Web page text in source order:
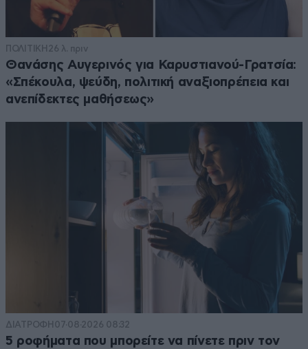
ΠΟΛΙΤΙΚΗ 26 λ. πριν
Θανάσης Αυγερινός για Καρυστιανού-Γρατσία:
«Σπέκουλα, ψεύδη, πολιτική αναξιοπρέπεια και
ανεπίδεκτες μαθήσεως»
ΔΙΑΤΡΟΦΗ 07·08·2026 08:32
5 ροφήματα που μπορείτε να πίνετε πριν τον